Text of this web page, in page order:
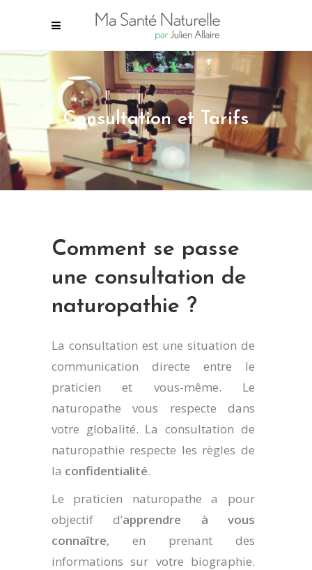
Consultation et Tarifs
Comment se passe
une consultation de
naturopathie ?
La consultation est une situation de
communication directe entre le
praticien et vous-même. Le
naturopathe vous respecte dans
votre globalité. La consultation de
naturopathie respecte les règles de
la confidentialité.
Le praticien naturopathe a pour
objectif d’apprendre à vous
connaître, en prenant des
informations sur votre biographie.